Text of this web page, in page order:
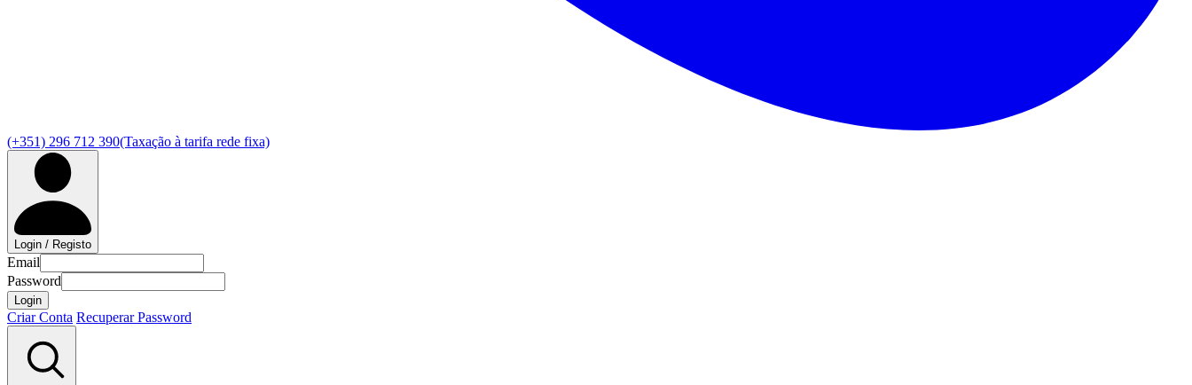
(+351) 296 712 390(Taxação à tarifa rede fixa)
Login / Registo
Email
Password
Login
Criar Conta Recuperar Password